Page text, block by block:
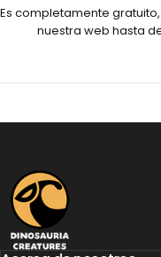
Es completamente
nuestra web hasta
Dinosauria Creatures